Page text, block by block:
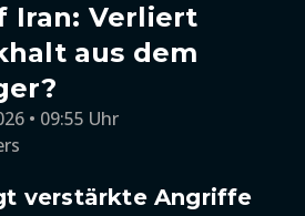
Iran: Verliert
aus dem
• 09:55 Uhr
verstärkte Angriffe